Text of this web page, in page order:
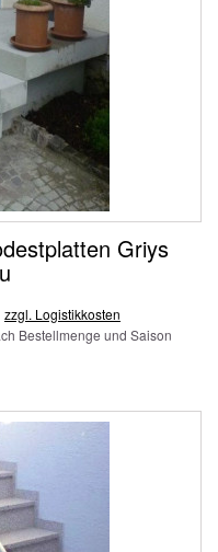
Griys
zzgl. Logistikkosten
Bestellmenge und Saison